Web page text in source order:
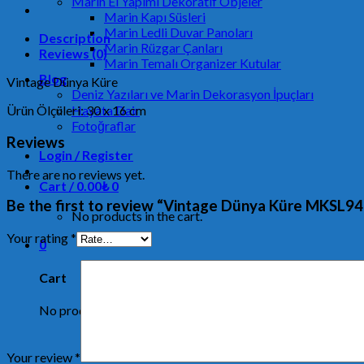
Marin Kapı Süsleri
Marin Ledli Duvar Panoları
Marin Rüzgar Çanları
Marin Temalı Organizer Kutular
Blog
Deniz Yazıları ve Marin Dekorasyon İpuçları
Hayata Dair
Fotoğraflar
Login / Register
Cart / 0.00₺ 0
No products in the cart.
0
Cart
No products in the cart.
Description
Reviews (0)
Vintage Dünya Küre
Ürün Ölçüleri: 30 x 16 cm
Reviews
There are no reviews yet.
Be the first to review “Vintage Dünya Küre
Your rating*
Your review*